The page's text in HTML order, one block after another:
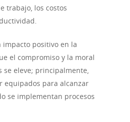
trabajo, los costos
impacto positivo en la
el compromiso y la moral
se eleve; principalmente,
equipados para alcanzar
se implementan procesos